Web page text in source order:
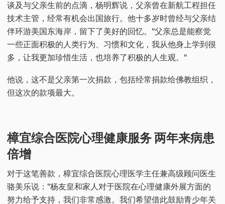
谈及与父亲生前的点滴，杨明辉说，父亲曾在新航工程担任
技术主管，经常有机会出国旅行。他十多岁时曾经与父亲结
伴环游美国东海岸，留下了美好的回忆。"父亲总是能察觉
一些正面积极的人类行为、习惯和文化，我从他身上学到很
多，让我更加珍惜生活，也培养了积极的人生观。"
他说，这不是父亲第一次捐款，包括经常捐款给佛教组织，
但这次的款项最大。
樟宜综合医院心理健康服务 两年来病患
倍增
对于这笔善款，樟宜综合医院心理医学主任兼高级顾问医生
骆美乐说："杨友皇和家人对于医院在心理健康外展方面的
努力给予支持，我们非常感激。我们希望借此鼓励青少年关